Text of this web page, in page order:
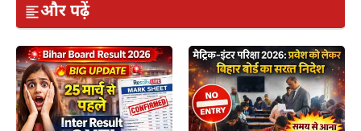
और पढ़ें